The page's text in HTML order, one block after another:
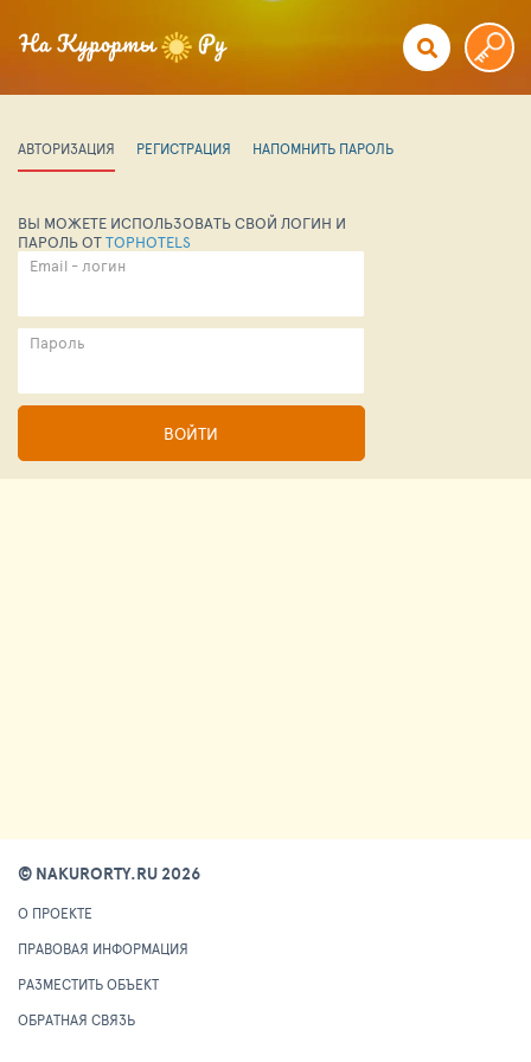
АВТОРИЗАЦИЯ РЕГИСТРАЦИЯ НАПОМНИТЬ ПАРОЛЬ
ВЫ МОЖЕТЕ ИСПОЛЬЗОВАТЬ СВОЙ ЛОГИН И
ПАРОЛЬ ОТTOPHOTELS
Email - логин
Пароль
ВОЙТИ
© NAKURORTY.RU 2026
О ПРОЕКТЕ
ПРАВОВАЯ ИНФОРМАЦИЯ
РАЗМЕСТИТЬ ОБЪЕКТ
ОБРАТНАЯ СВЯЗЬ